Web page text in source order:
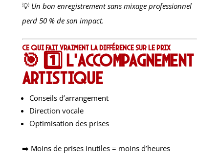
💡 Un bon enregistrement sans mixage professionnel
perd 50 % de son impact.
Ce qui fait vraiment la différence sur le prix
🎯 1️⃣ L’accompagnement
artistique
Conseils d’arrangement
Direction vocale
Optimisation des prises
➡️ Moins de prises inutiles = moins d’heures